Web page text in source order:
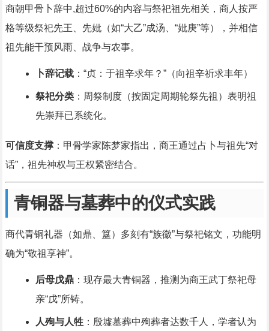
商朝甲骨卜辞中,超过60%的内容与祭祀祖先相关，商人按严
格等级祭祀先王、先妣（如“大乙”成汤、“妣庚”等），并相信
祖先能干预风雨、战争与农事。
卜辞记载：“贞：于祖辛求年？”（向祖辛祈求丰年）
祭祀分类：周祭制度（按固定周期轮祭先祖）表明祖
先崇拜已系统化。
可信度支撑：甲骨学家陈梦家指出，商王通过占卜与祖先“对
话”，祖先神权与王权紧密结合。
青铜器与墓葬中的仪式实践
商代青铜礼器（如鼎、簋）多刻有“族徽”与祭祀铭文，功能明
确为“敬祖享神”。
后母戊鼎：现存最大青铜器，推测为商王武丁祭祀母
亲“戊”所铸。
人殉与人牲：殷墟墓葬中殉葬者达数千人，学者认为